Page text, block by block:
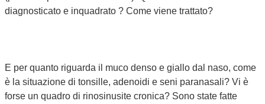
diagnosticato e inquadrato ? Come viene trattato?
E per quanto riguarda il muco denso e giallo dal naso, come
è la situazione di tonsille, adenoidi e seni paranasali? Vi è
forse un quadro di rinosinusite cronica? Sono state fatte